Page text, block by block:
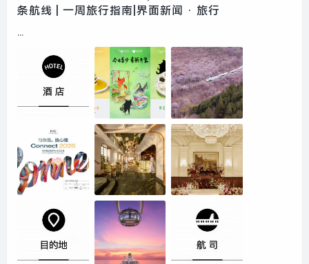
条航线 | 一周旅行指南|界面新闻 · 旅行
...